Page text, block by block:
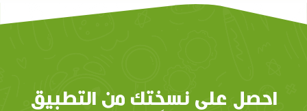
احصل على نسختك من التطبيق